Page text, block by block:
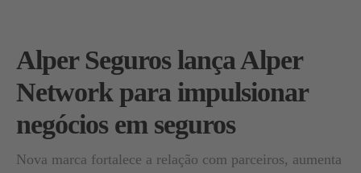
Alper Seguros lança Alper
Network para impulsionar
negócios em seguros
Nova marca fortalece a relação com parceiros, aumenta